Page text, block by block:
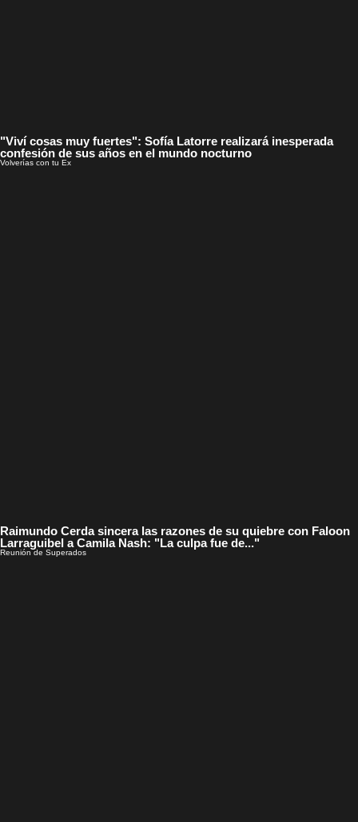
"Viví cosas muy fuertes": Sofía Latorre realizará inesperada
confesión de sus años en el mundo nocturno
Volverías con tu Ex
Raimundo Cerda sincera las razones de su quiebre con Faloon
Larraguibel a Camila Nash: "La culpa fue de..."
Reunión de Superados